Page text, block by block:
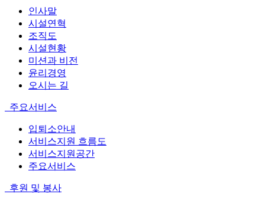
인사말
시설연혁
조직도
시설현황
미션과 비전
윤리경영
오시는 길
주요서비스
입퇴소안내
서비스지원 흐름도
서비스지원공간
주요서비스
후원 및 봉사